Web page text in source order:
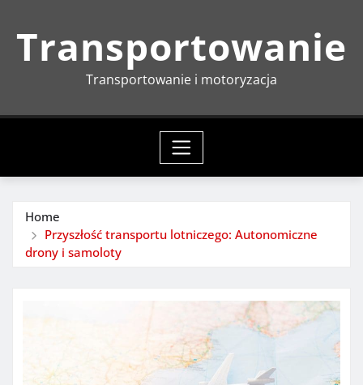
Transportowanie
Transportowanie i motoryzacja
Home
Przyszłość transportu lotniczego: Autonomiczne
drony i samoloty